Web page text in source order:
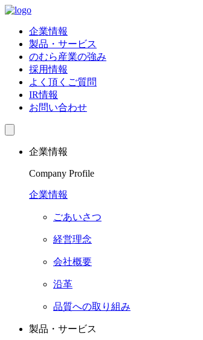
企業情報
製品・サービス
のむら産業の強み
採用情報
よく頂くご質問
IR情報
お問い合わせ
企業情報
Company Profile
企業情報
ごあいさつ
経営理念
会社概要
沿革
品質への取り組み
製品・サービス